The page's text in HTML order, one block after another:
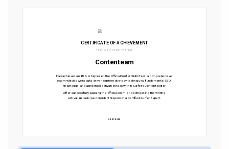
CERTIFICATE OF ACHIEVEMENT
THIS IS TO CERTIFY THAT
Has achieved an 85% or higher on the Official Surfer Skills Test, a comprehensive
exam which covers data-driven content strategy techniques, fundamental SEO
knowledge, and a practical activation task within Surfer’s Content Editor.
After successfully passing the official exam, and completing the writing
activation task, we consider this person a Certified Surfer Expert.
06.07.2022
Contenteam